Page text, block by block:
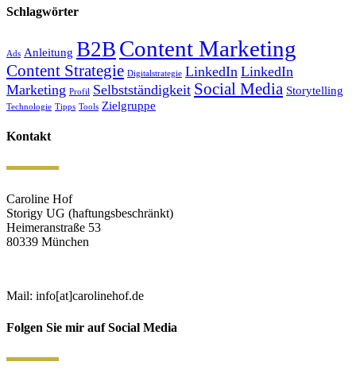
Schlagwörter
Ads Anleitung B2B Content Marketing
Content Strategie Digitalstrategie LinkedIn LinkedIn
Marketing Profil Selbstständigkeit Social Media Storytelling
Technologie Tipps Tools Zielgruppe
Kontakt
Caroline Hof
Storigy UG (haftungsbeschränkt)
Heimeranstraße 53
80339 München
Mail: info[at]carolinehof.de
Folgen Sie mir auf Social Media